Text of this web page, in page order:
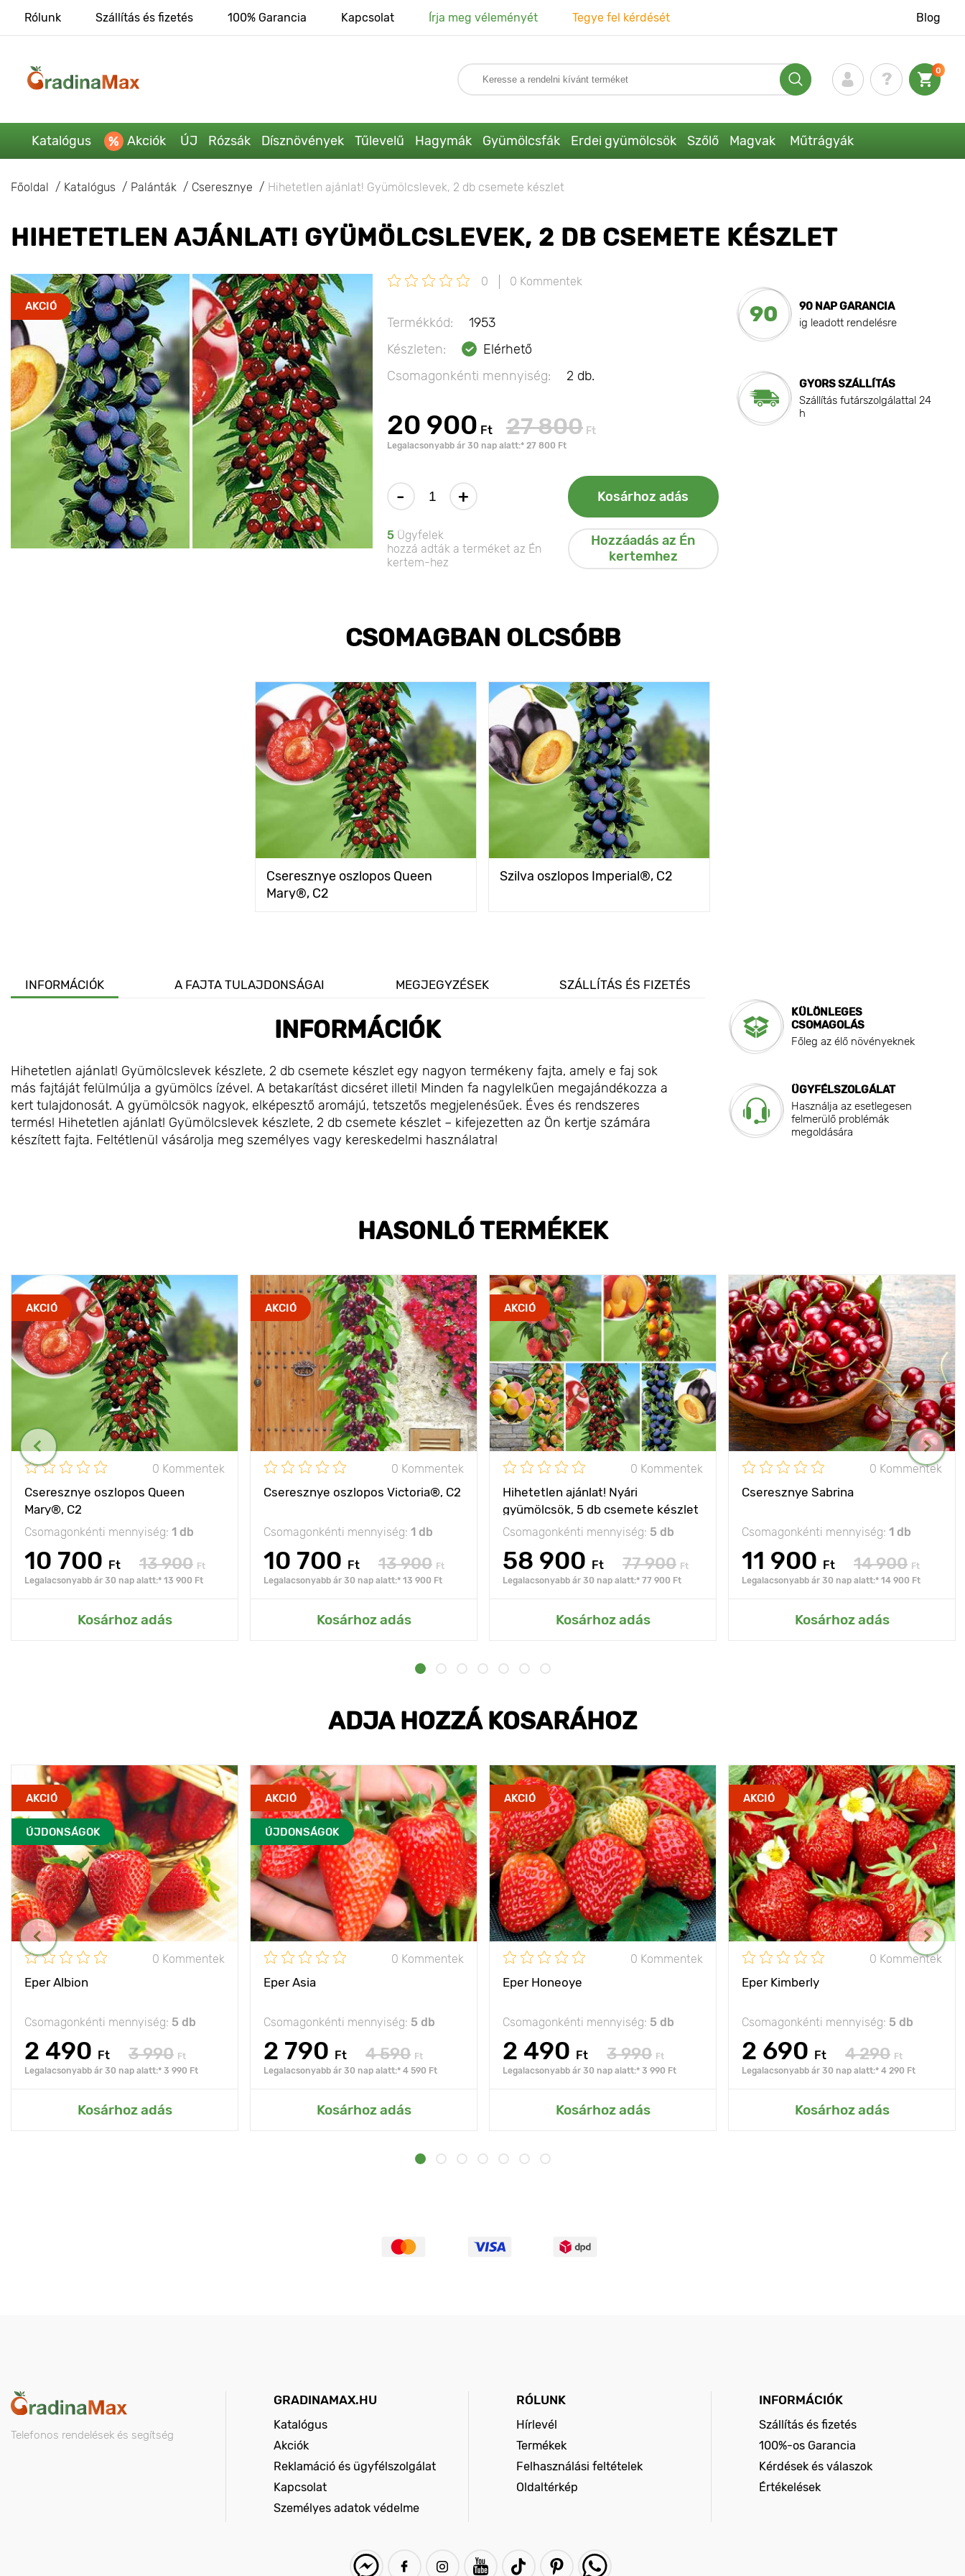
Rólunk Szállítás és fizetés 100% Garancia Kapcsolat Írja meg véleményét Tegye fel kérdését Blog
0
Katalógus Akciók ÚJ Rózsák Dísznövények Tűlevelű Hagymák Gyümölcsfák Erdei gyümölcsök Szőlő Magvak Műtrágyák
Főoldal Katalógus Palánták Cseresznye Hihetetlen ajánlat! Gyümölcslevek, 2 db csemete készlet
HIHETETLEN AJÁNLAT! GYÜMÖLCSLEVEK, 2 DB CSEMETE KÉSZLET
AKCIÓ
0 0 Kommentek
Termékkód:
1953
Készleten:
Elérhető
Csomagonkénti mennyiség:
2 db.
20 900 Ft 27 800 Ft
Legalacsonyabb ár 30 nap alatt:* 27 800 Ft
- + Kosárhoz adás
5 Ügyfelek
hozzá adták a terméket az Én
kertem-hez
Hozzáadás az Én
kertemhez
90
90 NAP GARANCIA
ig leadott rendelésre
GYORS SZÁLLÍTÁS
Szállítás futárszolgálattal 24
h
CSOMAGBAN OLCSÓBB
Cseresznye oszlopos Queen
Mary®, C2
Szilva oszlopos Imperial®, C2
INFORMÁCIÓK A FAJTA TULAJDONSÁGAI MEGJEGYZÉSEK SZÁLLÍTÁS ÉS FIZETÉS
INFORMÁCIÓK
Hihetetlen ajánlat! Gyümölcslevek készlete, 2 db csemete készlet egy nagyon termékeny fajta, amely e faj sok
más fajtáját felülmúlja a gyümölcs ízével. A betakarítást dicséret illeti! Minden fa nagylelkűen megajándékozza a
kert tulajdonosát. A gyümölcsök nagyok, elképesztő aromájú, tetszetős megjelenésűek. Éves és rendszeres
termés! Hihetetlen ajánlat! Gyümölcslevek készlete, 2 db csemete készlet – kifejezetten az Ön kertje számára
készített fajta. Feltétlenül vásárolja meg személyes vagy kereskedelmi használatra!
KÜLÖNLEGES
CSOMAGOLÁS
Főleg az élő növényeknek
ÜGYFÉLSZOLGÁLAT
Használja az esetlegesen
felmerülő problémák
megoldására
HASONLÓ TERMÉKEK
AKCIÓ
0 Kommentek
Cseresznye oszlopos Queen
Mary®, C2
Csomagonkénti mennyiség: 1 db
10 700 Ft 13 900 Ft
Legalacsonyabb ár 30 nap alatt:* 13 900 Ft
Kosárhoz adás
AKCIÓ
0 Kommentek
Cseresznye oszlopos Victoria®, C2
Csomagonkénti mennyiség: 1 db
10 700 Ft 13 900 Ft
Legalacsonyabb ár 30 nap alatt:* 13 900 Ft
Kosárhoz adás
AKCIÓ
0 Kommentek
Hihetetlen ajánlat! Nyári
gyümölcsök, 5 db csemete készlet
Csomagonkénti mennyiség: 5 db
58 900 Ft 77 900 Ft
Legalacsonyabb ár 30 nap alatt:* 77 900 Ft
Kosárhoz adás
0 Kommentek
Cseresznye Sabrina
Csomagonkénti mennyiség: 1 db
11 900 Ft 14 900 Ft
Legalacsonyabb ár 30 nap alatt:* 14 900 Ft
Kosárhoz adás
ADJA HOZZÁ KOSARÁHOZ
AKCIÓ
ÚJDONSÁGOK
0 Kommentek
Eper Albion
Csomagonkénti mennyiség: 5 db
2 490 Ft 3 990 Ft
Legalacsonyabb ár 30 nap alatt:* 3 990 Ft
Kosárhoz adás
AKCIÓ
ÚJDONSÁGOK
0 Kommentek
Eper Asia
Csomagonkénti mennyiség: 5 db
2 790 Ft 4 590 Ft
Legalacsonyabb ár 30 nap alatt:* 4 590 Ft
Kosárhoz adás
AKCIÓ
0 Kommentek
Eper Honeoye
Csomagonkénti mennyiség: 5 db
2 490 Ft 3 990 Ft
Legalacsonyabb ár 30 nap alatt:* 3 990 Ft
Kosárhoz adás
AKCIÓ
0 Kommentek
Eper Kimberly
Csomagonkénti mennyiség: 5 db
2 690 Ft 4 290 Ft
Legalacsonyabb ár 30 nap alatt:* 4 290 Ft
Kosárhoz adás
Telefonos rendelések és segítség
GRADINAMAX.HU
Katalógus
Akciók
Reklamáció és ügyfélszolgálat
Kapcsolat
Személyes adatok védelme
RÓLUNK
Hírlevél
Termékek
Felhasználási feltételek
Oldaltérkép
INFORMÁCIÓK
Szállítás és fizetés
100%-os Garancia
Kérdések és válaszok
Értékelések